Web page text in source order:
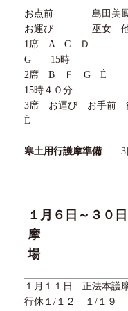
お点前 島田美
お運び 巫女 他お
1席 A CＤ
G
15時
2席 BＦ G É
15時４０分
3席 お運び お
É
寒土用行護摩準備 3
１月 ６ 日～ ３０
摩
場
１月 １ １日 正法本護
行休１/１ ２ １ /１９